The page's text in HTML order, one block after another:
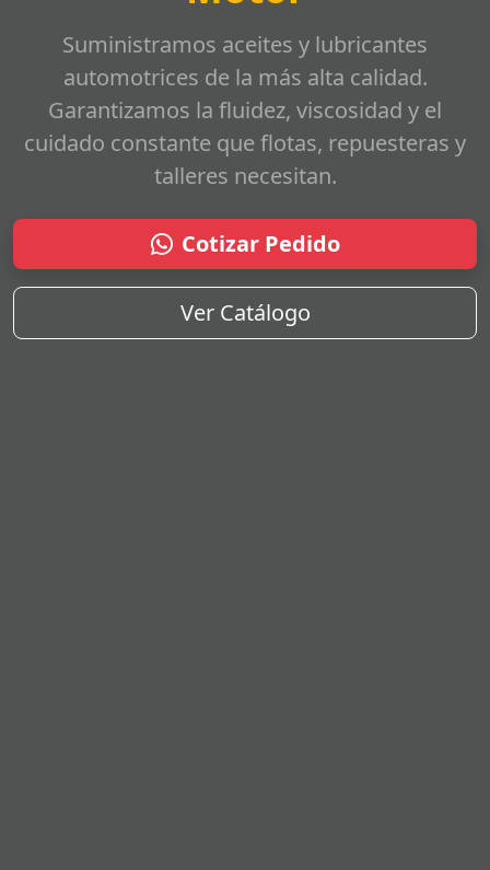
Suministramos aceites y lubricantes
automotrices de la más alta calidad.
Garantizamos la fluidez, viscosidad y el
cuidado constante que flotas, repuesteras y
talleres necesitan.
Cotizar Pedido
Ver Catálogo